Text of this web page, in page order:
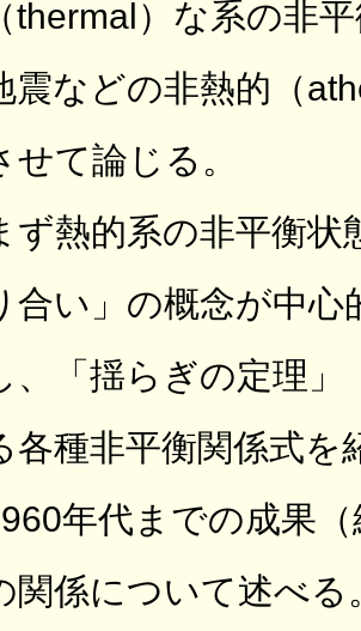
（thermal）な系の非
震などの非熱的（
せて論じる。
ず熱的系の非平衡
合い」の概念が中
、「揺らぎの定理
各種非平衡関係式
年代までの成果
関係について述べる